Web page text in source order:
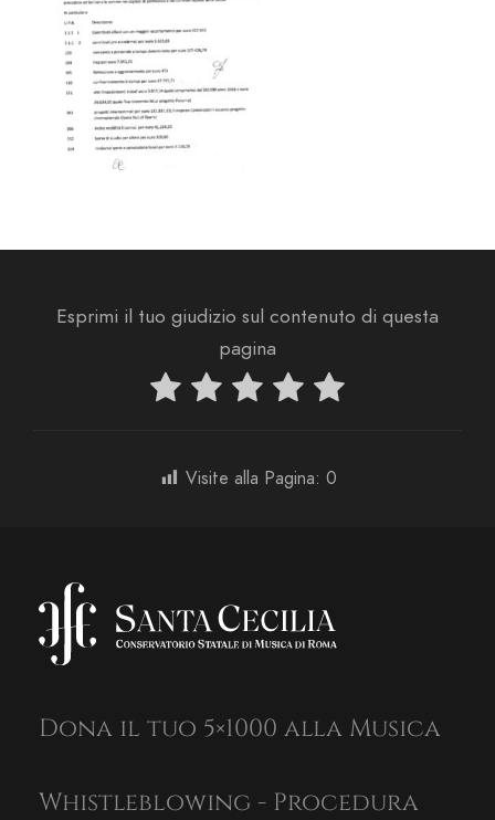
Esprimi il tuo giudizio sul contenuto di questa
pagina
Visite alla Pagina: 0
Dona il tuo 5×1000 alla Musica
Whistleblowing - Procedura